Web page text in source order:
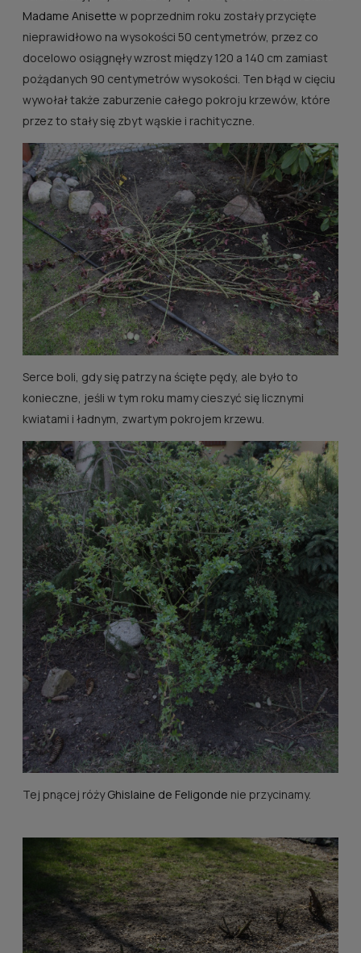
Madame Anisette w poprzednim roku zostały przycięte
nieprawidłowo na wysokości 50 centymetrów, przez co
docelowo osiągnęły wzrost między 120 a 140 cm zamiast
pożądanych 90 centymetrów wysokości. Ten błąd w cięciu
wywołał także zaburzenie całego pokroju krzewów, które
przez to stały się zbyt wąskie i rachityczne.
Serce boli, gdy się patrzy na ścięte pędy, ale było to
konieczne, jeśli w tym roku mamy cieszyć się licznymi
kwiatami i ładnym, zwartym pokrojem krzewu.
Tej pnącej różyGhislaine de Feligonde nie przycinamy.